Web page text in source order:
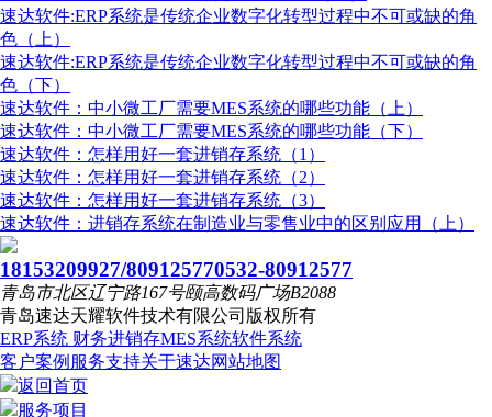
速达软件:ERP系统是传统企业数字化转型过程中不可或缺的角
色（上）
速达软件:ERP系统是传统企业数字化转型过程中不可或缺的角
色（下）
速达软件：中小微工厂需要MES系统的哪些功能（上）
速达软件：中小微工厂需要MES系统的哪些功能（下）
速达软件：怎样用好一套进销存系统（1）
速达软件：怎样用好一套进销存系统（2）
速达软件：怎样用好一套进销存系统（3）
速达软件：进销存系统在制造业与零售业中的区别应用（上）
18153209927/809125770532-80912577
青岛市北区辽宁路167号颐高数码广场B2088
青岛速达天耀软件技术有限公司 版权所有
ERP系统 财务进销存MES系统软件系统
客户案例 服务支持关于速达网站地图
返回首页
服务项目